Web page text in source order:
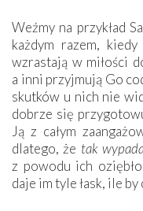
Weźmy na przykład
każdym razem,
wzrastają w miłości
a inni przyjmują Go
skutków u nich nie
dobrze się
Ją z całym
dlatego, że tak
z powodu ich
daje im tyle łask, ile by